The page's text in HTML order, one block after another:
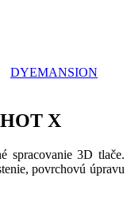
DYEMANSION
X
spracovanie 3D tlače.
povrchovú úpravu